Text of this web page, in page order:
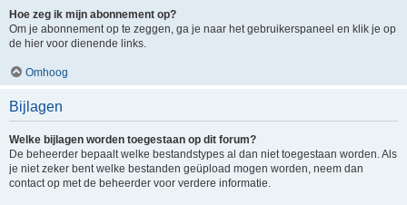
Hoe zeg ik mijn abonnement op?
Om je abonnement op te zeggen, ga je naar het gebruikerspaneel en klik je op
de hier voor dienende links.
Omhoog
Bijlagen
Welke bijlagen worden toegestaan op dit forum?
De beheerder bepaalt welke bestandstypes al dan niet toegestaan worden. Als
je niet zeker bent welke bestanden geüpload mogen worden, neem dan
contact op met de beheerder voor verdere informatie.